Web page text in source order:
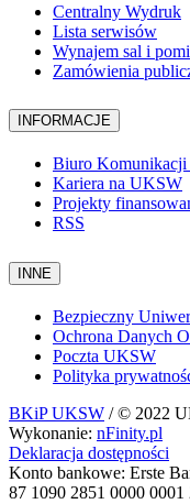
Centralny Wydruk
Lista serwisów
Wynajem sal i
Zamówienia
INFORMACJE
Biuro Komunikacji
Kariera na UKSW
Projekty
RSS
INNE
Bezpieczny
Ochrona Danych
Poczta UKSW
Polityka
BKiP UKSW / © 2022
Wykonanie: nFinity.pl
Deklaracja dostępności
Konto bankowe: Erste
87 1090 2851 0000 0001